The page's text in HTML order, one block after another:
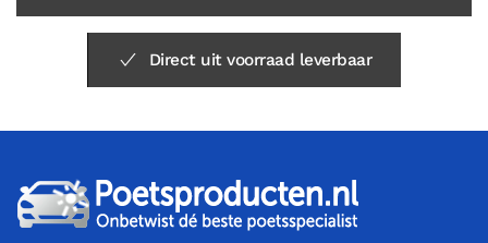
Direct uit voorraad leverbaar